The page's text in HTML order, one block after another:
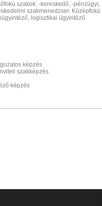
szakok: -kereskedő, -
szakmenedzser.
logisztikai ügyintéző.
képzés
szakképzés
képzés